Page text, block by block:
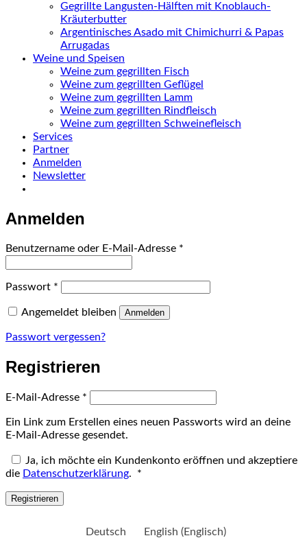
Gegrillte Langusten-Hälften mit Knoblauch-
Kräuterbutter
Argentinisches Asado mit Chimichurri & Papas
Arrugadas
Weine und Speisen
Weine zum gegrillten Fisch
Weine zum gegrillten Geflügel
Weine zum gegrillten Lamm
Weine zum gegrillten Rindfleisch
Weine zum gegrillten Schweinefleisch
Services
Partner
Anmelden
Newsletter
Anmelden
Benutzername oder E-Mail-Adresse *
Passwort *
Angemeldet bleiben Anmelden
Passwort vergessen?
Registrieren
E-Mail-Adresse *
Ein Link zum Erstellen eines neuen Passworts wird an deine
E-Mail-Adresse gesendet.
Ja, ich möchte ein Kundenkonto eröffnen und akzeptiere
die Datenschutzerklärung. *
Registrieren
Deutsch English (Englisch)